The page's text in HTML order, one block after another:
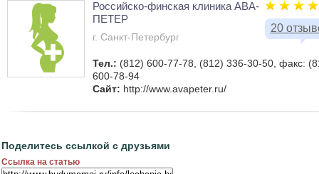
20
Российско-финская клиника АВА-
ПЕТЕР
г. Санкт-Петербург
Тел.: (812) 600-77-78, (812) 336-30-50, факс:
600-78-94
Сайт: http://www.avapeter.ru/
Поделитесь ссылкой с друзьями
Ссылка на статью